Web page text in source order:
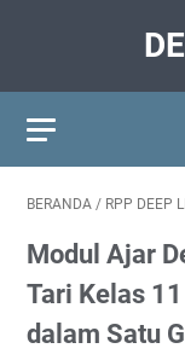
BERANDA / RPP DEEP
Modul Ajar
Tari Kelas
dalam Satu